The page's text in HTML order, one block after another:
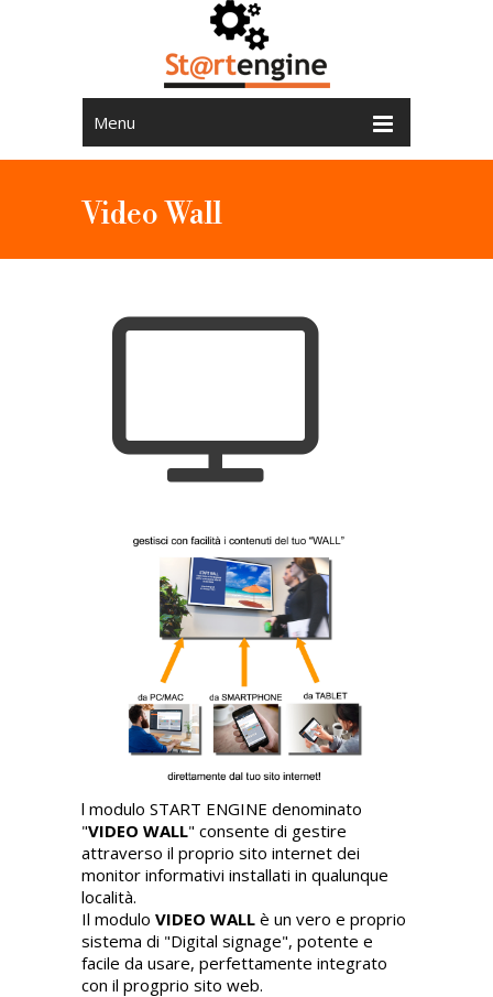
Menu
Video Wall
l modulo START ENGINE denominato
"VIDEO WALL" consente di gestire
attraverso il proprio sito internet dei
monitor informativi installati in qualunque
località.
Il modulo VIDEO WALL è un vero e proprio
sistema di "Digital signage", potente e
facile da usare, perfettamente integrato
con il progprio sito web.